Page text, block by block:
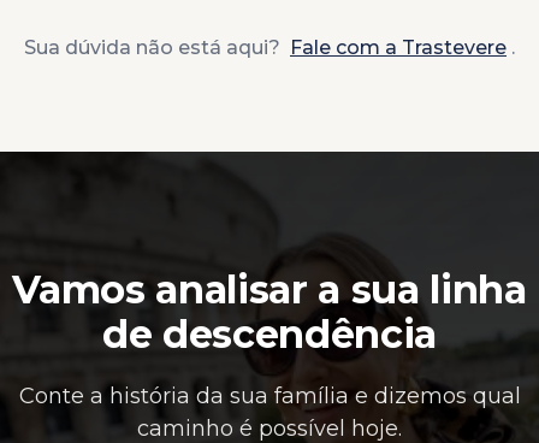
Sua dúvida não está aqui? Fale com a Trastevere .
Vamos analisar a sua linha
de descendência
Conte a história da sua família e dizemos qual
caminho é possível hoje.